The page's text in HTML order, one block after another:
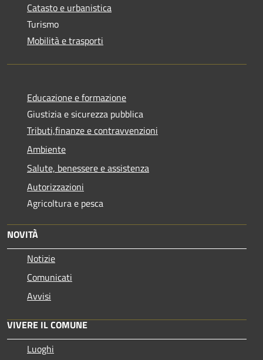
Catasto e urbanistica
Turismo
Mobilità e trasporti
Educazione e formazione
Giustizia e sicurezza pubblica
Tributi,finanze e contravvenzioni
Ambiente
Salute, benessere e assistenza
Autorizzazioni
Agricoltura e pesca
NOVITÀ
Notizie
Comunicati
Avvisi
VIVERE IL COMUNE
Luoghi